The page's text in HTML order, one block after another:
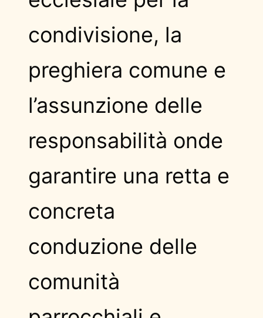
condivisione, la
preghiera comune e
l’assunzione delle
responsabilità onde
garantire una retta e
concreta
conduzione delle
comunità